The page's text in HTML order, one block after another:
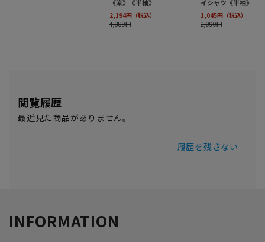
閲覧履歴
最近見た商品がありません。
履歴を残さない
INFORMATION